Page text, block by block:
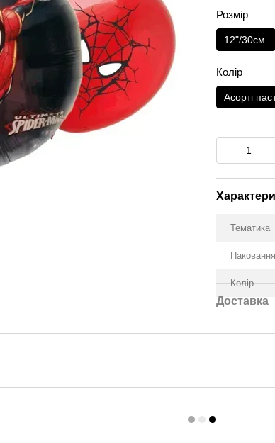
Розмір
12"/30см.
Колір
Асорті
Тематика
Паковання
Колір
Доставка